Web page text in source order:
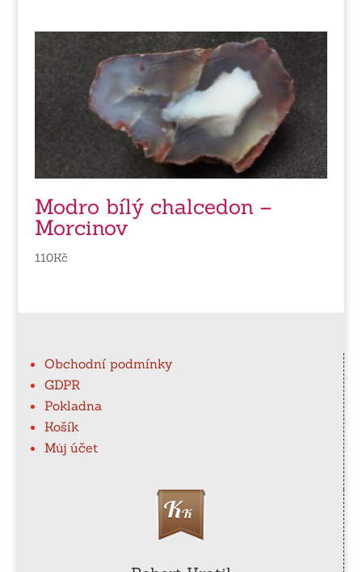
Modro bílý chalcedon –
Morcinov
110Kč
Obchodní podmínky
GDPR
Pokladna
Košík
Můj účet